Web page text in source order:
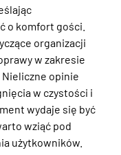
o komfort gości.
organizacji
w zakresie
opinie
w czystości i
wydaje się być
wziąć pod
użytkowników.